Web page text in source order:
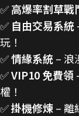
✅高爆率割草戰
✅ 自由交易系統
玩！
✅情緣系統– 浪
✅VIP10 免費領
權！
✅掛機修煉– 離